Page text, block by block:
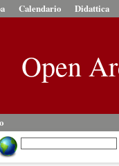
Calendario Didattica
Open